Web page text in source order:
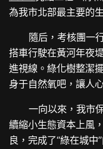
為我市北部最主要的
隨后，考核團一
搭車行駛在黃河年夜
進視線。綠化樹整潔
身于自然氧吧，讓人
一向以來，我市
續縮小生態資本上風
良，完成了“綠在城中